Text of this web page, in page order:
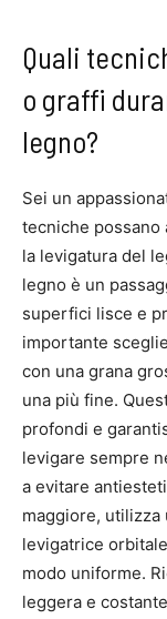
Quali
o graffi
legno?
Sei un
tecniche possano
la levigatura del
legno è un
superfici lisce e
importante
con una grana
una più fine.
profondi e
levigare sempre
a evitare
maggiore, utilizza
levigatrice
modo uniforme.
leggera e